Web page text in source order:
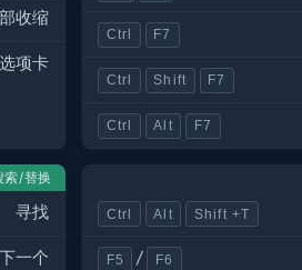
收缩
项卡
Ctrl F7
Ctrl Shift F7
Ctrl Alt F7
索/替换
寻找
一个
Ctrl Alt Shift +T
F5 / F6